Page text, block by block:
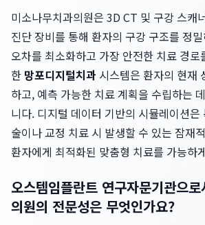
미소나무치과의원은 3D CT 및 구강 스캐
진단 장비를 통해 환자의 구강 구조를 정
오차를 최소화하고 가장 안전한 치료 경로
한 망포디지털치과 시스템은 환자의 현재
하고, 예측 가능한 치료 계획을 수립하는
니다. 디지털 데이터 기반의 시뮬레이션은
술이나 교정 치료 시 발생할 수 있는 잠재
환자에게 최적화된 맞춤형 치료를 가능하
오스템임플란트 연구자문기관으
의원의 전문성은 무엇인가요?